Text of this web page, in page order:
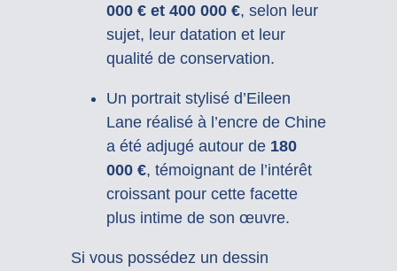
000 € et 400 000 €, selon leur
sujet, leur datation et leur
qualité de conservation.
Un portrait stylisé d’Eileen
Lane réalisé à l’encre de Chine
a été adjugé autour de 180
000 €, témoignant de l’intérêt
croissant pour cette facette
plus intime de son œuvre.
Si vous possédez un dessin